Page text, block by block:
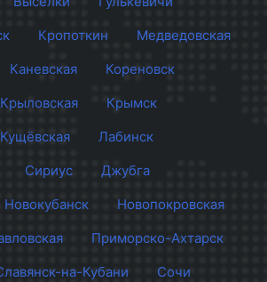
Кропоткин
Медведовская
Каневская
Кореновск
Крыловская
Крымск
Кущёвская
Лабинск
Сириус
Джубга
Новокубанск
Новопокровская
Приморско-Ахтарск
на-Кубани
Сочи